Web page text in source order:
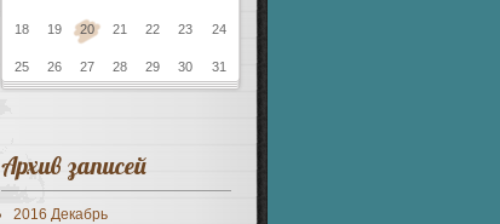
18 19 20 21 22 23 24
25 26 27 28 29 30 31
Архив записей
2016 Декабрь